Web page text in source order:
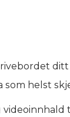
som helst
videoinnhald